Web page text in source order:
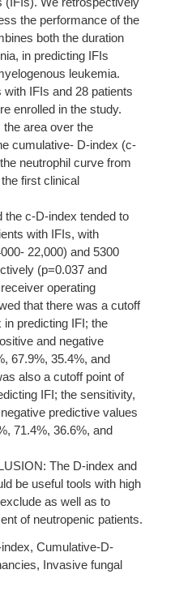
the performance of the
both the duration
in predicting IFIs
leukemia.
IFIs and 28 patients
enrolled in the study.
area over the
cumulative- D-index (c-
neutrophil curve from
first clinical
the c-D-index tended to
with IFIs, with
22,000) and 5300
(p=0.037 and
operating
that there was a cutoff
in predicting IFI; the
and negative
67.9%, 35.4%, and
also a cutoff point of
IFI; the sensitivity,
predictive values
71.4%, 36.6%, and
The D-index and
be useful tools with high
as well as to
of neutropenic patients.
Cumulative-D-
Invasive fungal